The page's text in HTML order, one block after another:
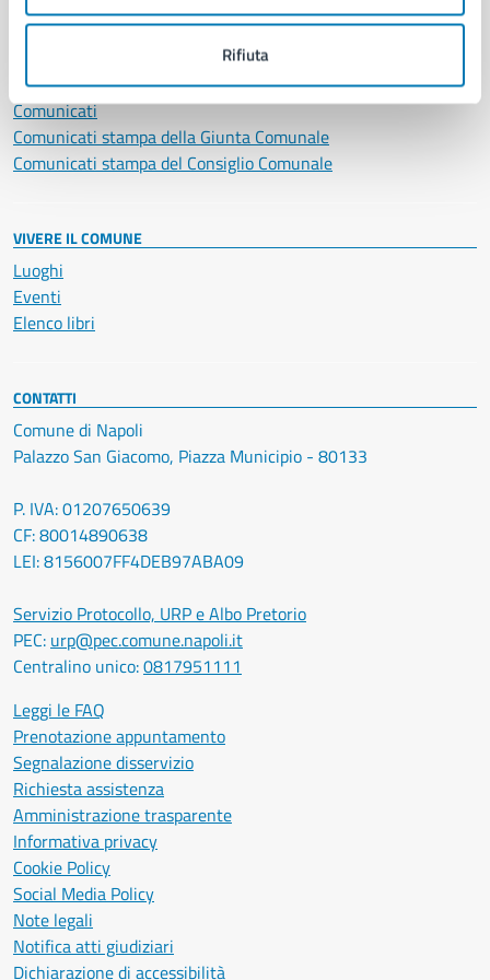
Rifiuta
NOVITÀ
Avvisi
Comunicati
Comunicati stampa della Giunta Comunale
Comunicati stampa del Consiglio Comunale
VIVERE IL COMUNE
Luoghi
Eventi
Elenco libri
CONTATTI
Comune di Napoli
Palazzo San Giacomo, Piazza Municipio - 80133
P. IVA: 01207650639
CF: 80014890638
LEI: 8156007FF4DEB97ABA09
Servizio Protocollo, URP e Albo Pretorio
PEC: urp@pec.comune.napoli.it
Centralino unico:0817951111
Leggi le FAQ
Prenotazione appuntamento
Segnalazione disservizio
Richiesta assistenza
Amministrazione trasparente
Informativa privacy
Cookie Policy
Social Media Policy
Note legali
Notifica atti giudiziari
Dichiarazione di accessibilità